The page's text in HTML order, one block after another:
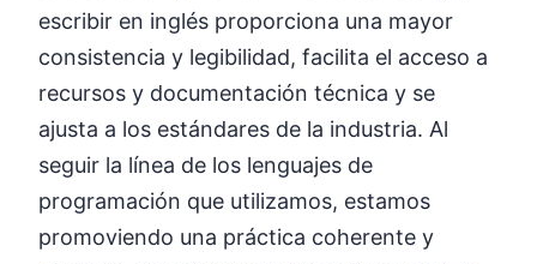
escribir en inglés proporciona una mayor
consistencia y legibilidad, facilita el acceso a
recursos y documentación técnica y se
ajusta a los estándares de la industria. Al
seguir la línea de los lenguajes de
programación que utilizamos, estamos
promoviendo una práctica coherente y